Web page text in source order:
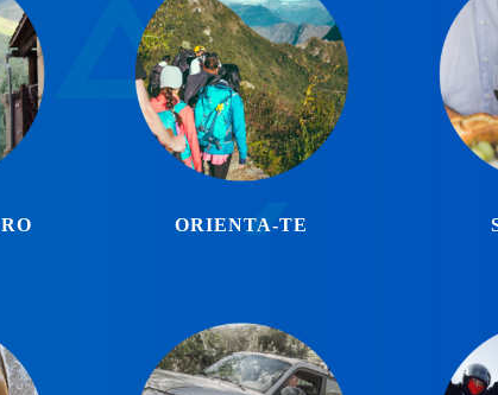
ORIENTA-TE